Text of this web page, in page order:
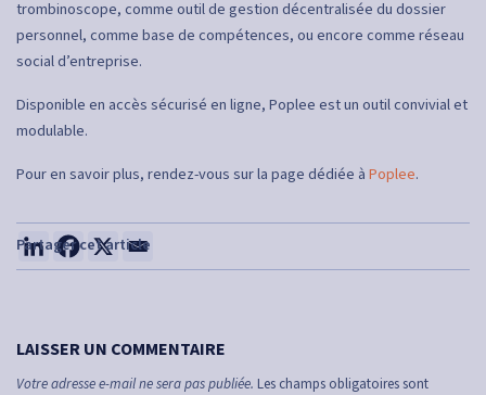
trombinoscope, comme outil de gestion décentralisée du dossier
personnel, comme base de compétences, ou encore comme réseau
social d’entreprise.
Disponible en accès sécurisé en ligne, Poplee est un outil convivial et
modulable.
Pour en savoir plus, rendez-vous sur la page dédiée àPoplee.
LAISSER UN COMMENTAIRE
Votre adresse e-mail ne sera pas publiée. Les champs obligatoires sont